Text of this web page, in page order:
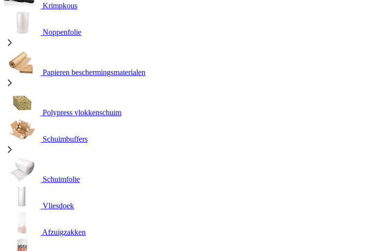
Krimpkous
Noppenfolie
Papieren beschermingsmaterialen
Polypress vlokkenschuim
Schuimbuffers
Schuimfolie
Vliesdoek
Afzuigzakken